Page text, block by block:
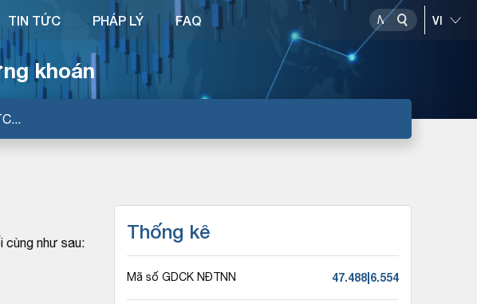
khoán
TIN TỨC PHÁP LÝ FAQ
cùng như sau:
Thống kê
Mã số GDCK NĐTNN 47.488|6.554